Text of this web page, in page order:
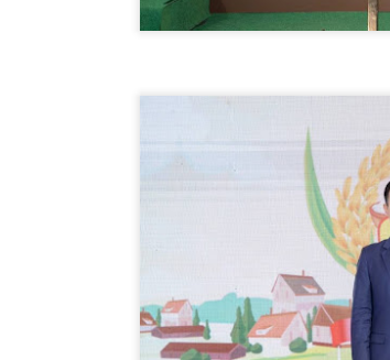
คืบหน้าอีกขั้น รับฟัง
ความเห็นกว่า 200 คน
วศ.อว.–วท.กห.
หารือแนวทาง
วิทยาศาสตร์และ
เทคโนโลยี เพื่อ
สนับสนุน อุตสา
ป้องกันประเทศ